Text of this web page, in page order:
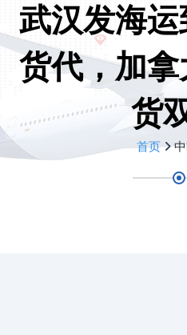
武汉发海
货代，加
货
首页